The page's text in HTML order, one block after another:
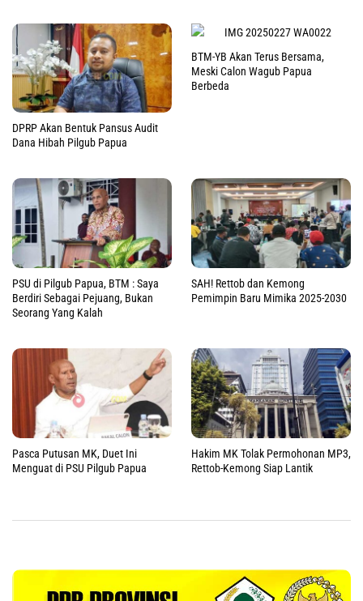
DPRP Akan Bentuk Pansus Audit
Dana Hibah Pilgub Papua
BTM-YB Akan Terus Bersama,
Meski Calon Wagub Papua
Berbeda
PSU di Pilgub Papua, BTM : Saya
Berdiri Sebagai Pejuang, Bukan
Seorang Yang Kalah
SAH! Rettob dan Kemong
Pemimpin Baru Mimika 2025-2030
Pasca Putusan MK, Duet Ini
Menguat di PSU Pilgub Papua
Hakim MK Tolak Permohonan MP3,
Rettob-Kemong Siap Lantik